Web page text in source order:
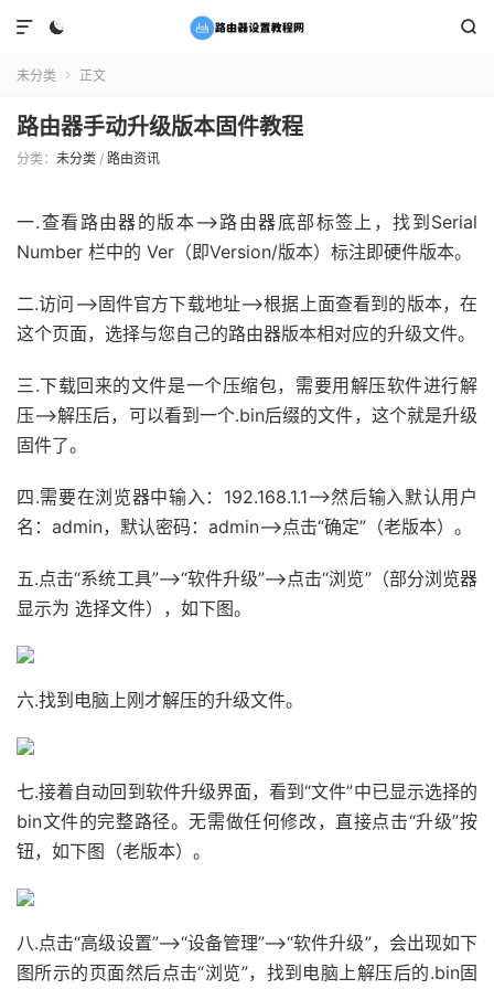
 

未分类  正文
路由器手动升级版本固件教程
分类： 未分类 / 路由资讯
一.查看路由器的版本——>路由器底部标签上，找到Serial
Number 栏中的 Ver（即Version/版本）标注即硬件版本。
二.访问——>固件官方下载地址——>根据上面查看到的版本，在
这个页面，选择与您自己的路由器版本相对应的升级文件。
三.下载回来的文件是一个压缩包，需要用解压软件进行解
压——>解压后，可以看到一个.bin后缀的文件，这个就是升级
固件了。
四.需要在浏览器中输入：192.168.1.1——>然后输入默认用户
名：admin，默认密码：admin——>点击“确定”（老版本）。
五.点击“系统工具”——>“软件升级”——>点击“浏览”（部分浏览器
显示为 选择文件），如下图。
六.找到电脑上刚才解压的升级文件。
七.接着自动回到软件升级界面，看到“文件”中已显示选择的
bin文件的完整路径。无需做任何修改，直接点击“升级”按
钮，如下图（老版本）。
八.点击“高级设置”——>“设备管理”——>“软件升级”，会出现如下
图所示的页面然后点击“浏览”，找到电脑上解压后的.bin固